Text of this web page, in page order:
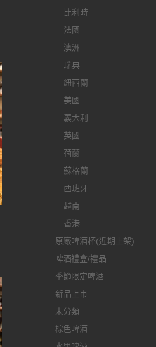
比利時
法國
澳洲
瑞典
紐西蘭
美國
義大利
英國
荷蘭
蘇格蘭
西班牙
越南
香港
原廠啤酒杯(近期上架)
啤酒禮盒/禮品
季節限定啤酒
新品上市
未分類
棕色啤酒